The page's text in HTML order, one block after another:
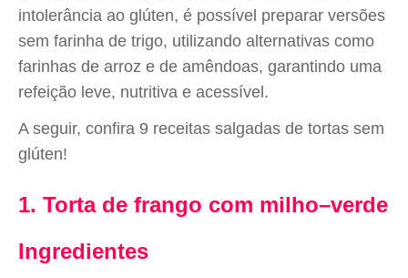
intolerância ao glúten, é possível preparar versões
sem farinha de trigo, utilizando alternativas como
farinhas de arroz e de amêndoas, garantindo uma
refeição leve, nutritiva e acessível.
A seguir, confira 9 receitas salgadas de tortas sem
glúten!
1. Torta de frango com milho–verde
Ingredientes